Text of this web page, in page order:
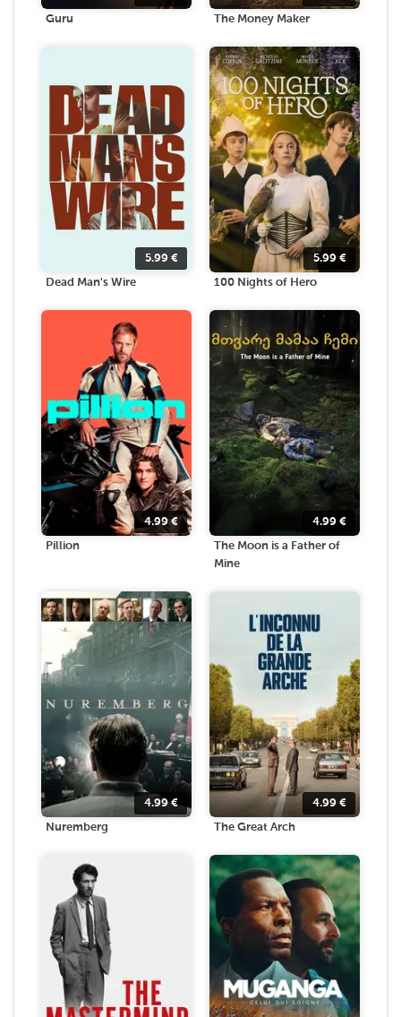
Guru The Money Maker
5.99 €
Dead Man's Wire
5.99 €
100 Nights of Hero
4.99€
Pillion
4.99 €
The Moon is a Father of
Mine
4.99€
Nuremberg
4.99 €
The Great Arch